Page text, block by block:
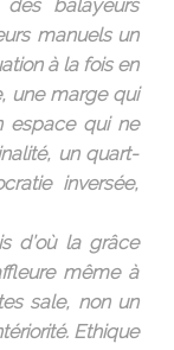
balayeurs
manuels un
à la fois en
une marge qui
espace qui ne
un quart-
inversée,
d’où la grâce
même à
sale, non un
Ethique